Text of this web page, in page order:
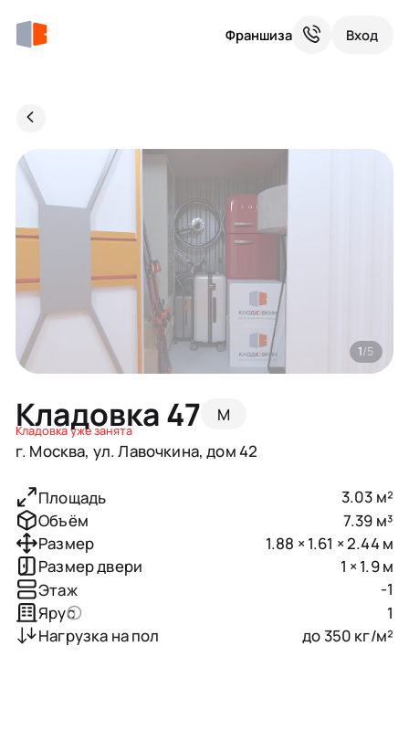
Франшиза Вход
Кладовка 47 M
Кладовка уже занята
г. Москва, ул. Лавочкина, дом 42
1/5
Площадь
3.03 м²
Объём
7.39 м³
Размер
1.88 × 1.61 × 2.44 м
Размер двери
1 × 1.9 м
Этаж
-1
Ярус
1
Нагрузка на пол
до 350 кг/м²